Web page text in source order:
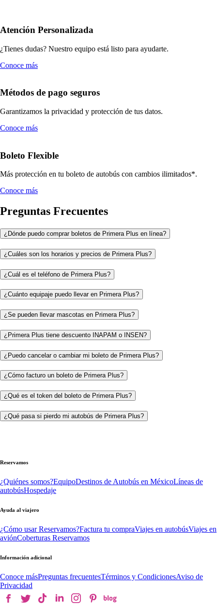
Atención Personalizada
¿Tienes dudas? Nuestro equipo está listo para ayudarte.
Conoce más
Métodos de pago seguros
Garantizamos la privacidad y protección de tus datos.
Conoce más
Boleto Flexible
Más protección en tu boleto de autobús con cambios ilimitados*.
Conoce más
Preguntas Frecuentes
¿Dónde puedo comprar boletos de Primera Plus en línea?
¿Cuáles son los horarios y precios de Primera Plus?
¿Cuál es el teléfono de Primera Plus?
¿Cuánto equipaje puedo llevar en Primera Plus?
¿Se pueden llevar mascotas en Primera Plus?
¿Primera Plus tiene descuento INAPAM o INSEN?
¿Puedo cancelar o cambiar mi boleto de Primera Plus?
¿Cómo facturo un boleto de Primera Plus?
¿Qué es el token del boleto de Primera Plus?
¿Qué pasa si pierdo mi autobús de Primera Plus?
Reservamos
¿Quiénes somos?EquipoDestinos de Autobús en MéxicoLíneas de
autobúsHospedaje
Ayuda al viajero
¿Cómo usar Reservamos?Factura tu compraViajes en autobúsViajes en
aviónCoberturas Reservamos
Información adicional
Conoce másPreguntas frecuentesTérminos y CondicionesAviso de
Privacidad